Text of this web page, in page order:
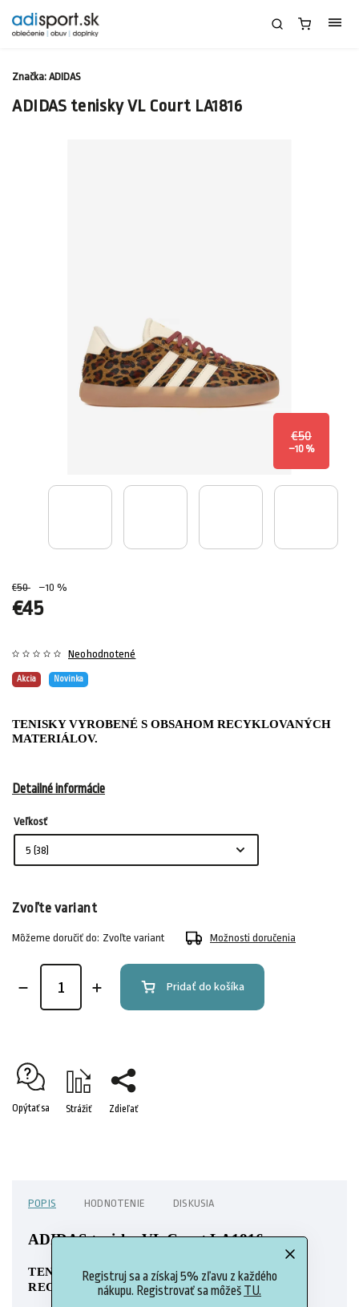
Registruj sa a získaj 5% zľavu z každého
nákupu. Registrovať sa môžeš TU.
ADIDAS tenisky VL Court LA1816
€50
–10 %
€50 –10 %
€45
Akcia Novinka
Neohodnotené
TENISKY VYROBENÉ S OBSAHOM RECYKLOVANÝCH
MATERIÁLOV.
Detailné informácie
Značka: ADIDAS
Veľkosť
Zvoľte variant
Môžeme doručiť do: Zvoľte variant Možnosti doručenia
Pridať do košíka
Opýtať sa Strážiť Zdieľať
POPIS HODNOTENIE DISKUSIA
ADIDAS tenisky VL Court LA1816
TENISKY VYROBENÉ S OBSAHOM
RECYKLOVANÝCH MATERIÁLOV.